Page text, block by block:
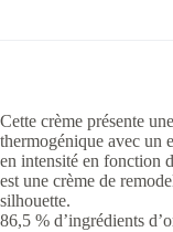
Cette crème présente
thermogénique avec un
en intensité en fonction
est une crème de
silhouette.
86,5 % d’ingrédients